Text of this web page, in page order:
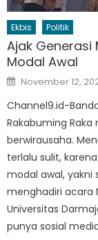
Ekbis Politik
Ajak Generasi
Modal Awal
Posted
on
November 12,
Channel9.id-
Rakabuming
berwirausaha.
terlalu sulit,
modal awal, yakni
menghadiri acara
Universitas
punya sosial